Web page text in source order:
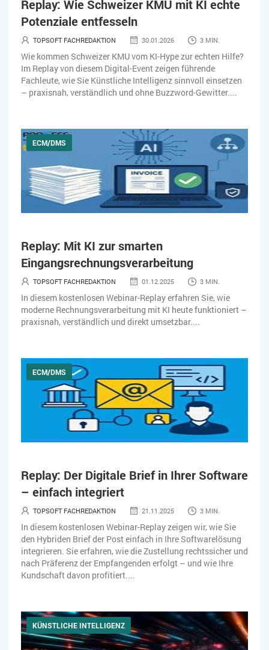
Replay: Wie Schweizer KMU mit KI echte
Potenziale entfesseln
TOPSOFT FACHREDAKTION 30.01.2026 3 MIN.
Wie kommen Schweizer KMU vom KI-Hype zur echten Hilfe?
Im Replay von diesem Digital-Event zeigen führende
Fachleute, wie Sie Künstliche Intelligenz sinnvoll einsetzen
– praxisnah, verständlich und ohne Buzzword-Gewitter....
ECM/DMS
Replay: Mit KI zur smarten
Eingangsrechnungsverarbeitung
TOPSOFT FACHREDAKTION 01.12.2025 3 MIN.
In diesem kostenlosen Webinar-Replay erfahren Sie, wie
moderne Rechnungsverarbeitung mit KI heute funktioniert –
praxisnah, verständlich und direkt umsetzbar....
ECM/DMS
Replay: Der Digitale Brief in Ihrer Software
– einfach integriert
TOPSOFT FACHREDAKTION 21.11.2025 3 MIN.
In diesem kostenlosen Webinar-Replay zeigen wir, wie Sie
den Hybriden Brief der Post einfach in Ihre Softwarelösung
integrieren. Sie erfahren, wie die Zustellung rechtssicher und
nach Präferenz der Empfangenden erfolgt – und wie Ihre
Kundschaft davon profitiert....
KÜNSTLICHE INTELLIGENZ